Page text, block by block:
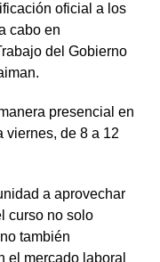
oficial a los
cabo en
del Gobierno
presencial en
viernes, de 8 a 12
a aprovechar
curso no solo
también
el mercado laboral